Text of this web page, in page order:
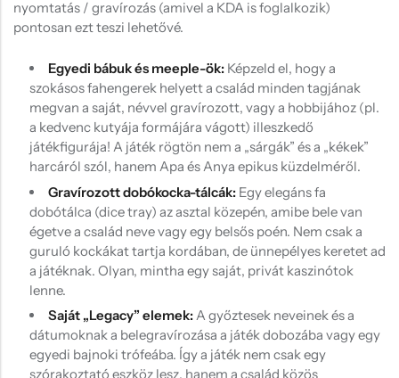
nyomtatás / gravírozás (amivel a KDA is foglalkozik)
pontosan ezt teszi lehetővé.
Egyedi bábuk és meeple-ök: Képzeld el, hogy a
szokásos fahengerek helyett a család minden tagjának
megvan a saját, névvel gravírozott, vagy a hobbijához (pl.
a kedvenc kutyája formájára vágott) illeszkedő
játékfigurája! A játék rögtön nem a „sárgák” és a „kékek”
harcáról szól, hanem Apa és Anya epikus küzdelméről.
Gravírozott dobókocka-tálcák: Egy elegáns fa
dobótálca (dice tray) az asztal közepén, amibe bele van
égetve a család neve vagy egy belsős poén. Nem csak a
guruló kockákat tartja kordában, de ünnepélyes keretet ad
a játéknak. Olyan, mintha egy saját, privát kaszinótok
lenne.
Saját „Legacy” elemek:A győztesek neveinek és a
dátumoknak a belegravírozása a játék dobozába vagy egy
egyedi bajnoki trófeába. Így a játék nem csak egy
szórakoztató eszköz lesz, hanem a család közös